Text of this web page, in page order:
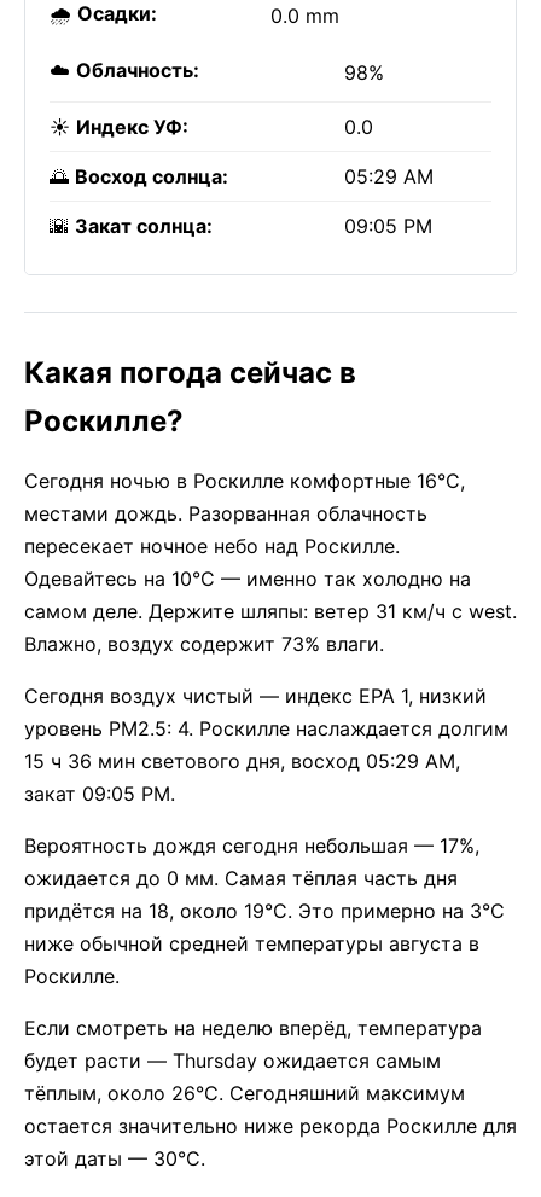
🌧️ Осадки: 0.0 mm
☁️ Облачность: 98%
☀️ Индекс УФ: 0.0
🌅 Восход солнца: 05:29 AM
🌇 Закат солнца: 09:05 PM
Какая погода сейчас в
Роскилле?
Сегодня ночью в Роскилле комфортные 16°C,
местами дождь. Разорванная облачность
пересекает ночное небо над Роскилле.
Одевайтесь на 10°C — именно так холодно на
самом деле. Держите шляпы: ветер 31 км/ч с west.
Влажно, воздух содержит 73% влаги.
Сегодня воздух чистый — индекс EPA 1, низкий
уровень PM2.5: 4. Роскилле наслаждается долгим
15 ч 36 мин светового дня, восход 05:29 AM,
закат 09:05 PM.
Вероятность дождя сегодня небольшая — 17%,
ожидается до 0 мм. Самая тёплая часть дня
придётся на 18, около 19°C. Это примерно на 3°C
ниже обычной средней температуры августа в
Роскилле.
Если смотреть на неделю вперёд, температура
будет расти — Thursday ожидается самым
тёплым, около 26°C. Сегодняшний максимум
остается значительно ниже рекорда Роскилле для
этой даты — 30°C.